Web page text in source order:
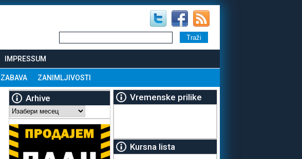
IMPRESSUM
ZABAVA ZANIMLJIVOSTI
Arhive
Arhive
Vremenske prilike
Kursna lista